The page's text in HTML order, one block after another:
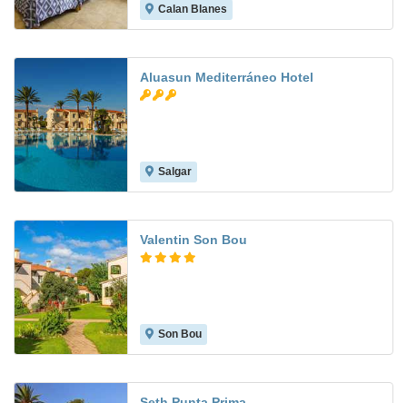
Calan Blanes
Aluasun Mediterráneo Hotel
Salgar
Valentin Son Bou
Son Bou